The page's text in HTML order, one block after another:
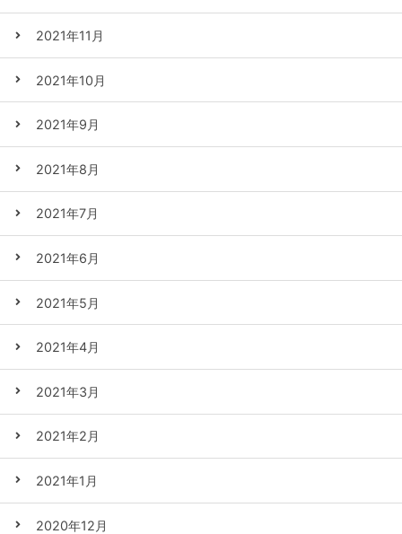
2021年11月
2021年10月
2021年9月
2021年8月
2021年7月
2021年6月
2021年5月
2021年4月
2021年3月
2021年2月
2021年1月
2020年12月